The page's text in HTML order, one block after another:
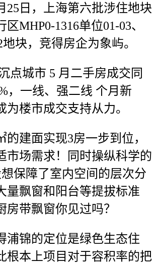
日，上海第六批涉住地块
MHP0-1316单位01-03、
地块，竞得房企为象屿。
城市 5 月二手房成交同
，一线、强二线 个月新
为楼市成交支持从力。
建面实现3房一步到位，
市场需求！同时操纵科学的
保障了室内空间的层次分
量飘窗和阳台等提拔标准
房带飘窗你见过吗？
锦的定位是绿色生态住
根本上项目对于容积率的把